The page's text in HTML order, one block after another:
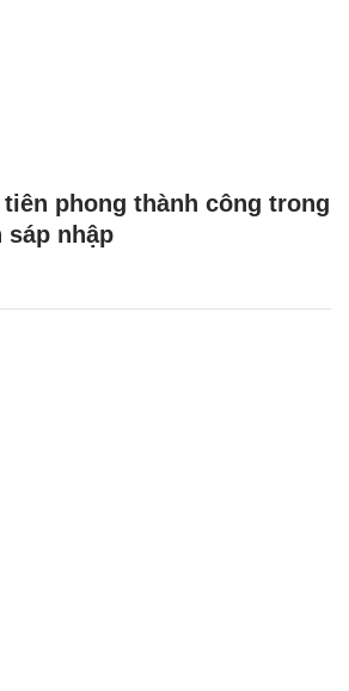
tiên phong thành công trong
sáp nhập